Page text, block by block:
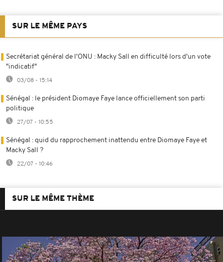
SUR LE MÊME PAYS
Secrétariat général de l'ONU : Macky Sall en difficulté lors d'un vote
"indicatif"
03/08 - 15:14
Sénégal : le président Diomaye Faye lance officiellement son parti
politique
27/07 - 10:55
Sénégal : quid du rapprochement inattendu entre Diomaye Faye et
Macky Sall ?
22/07 - 10:46
SUR LE MÊME THÈME